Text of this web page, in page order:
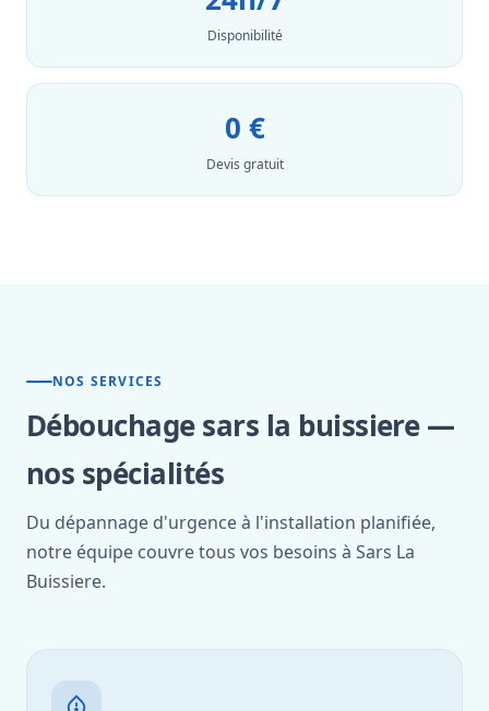
Disponibilité
0 €
Devis gratuit
NOS SERVICES
Débouchage sars la buissiere —
nos spécialités
Du dépannage d'urgence à l'installation planifiée,
notre équipe couvre tous vos besoins à Sars La
Buissiere.